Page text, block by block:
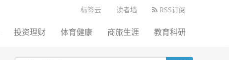
标签云 读者墙 RSS订阅
投资理财 体育健康 商旅生涯 教育科研